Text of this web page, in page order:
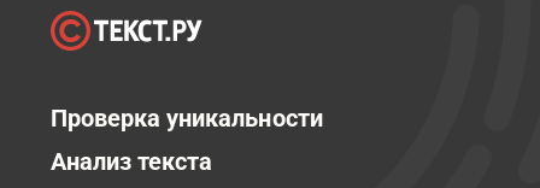
Проверка уникальности
Анализ текста